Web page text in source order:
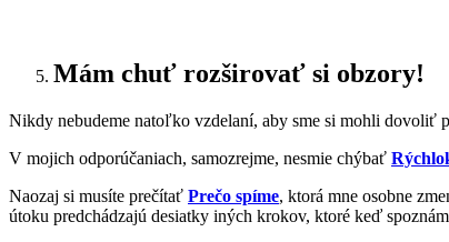
Mám chuť rozširovať si obzory!
Nikdy nebudeme natoľko vzdelaní, aby sme si mohli dovoliť
V mojich odporúčaniach, samozrejme, nesmie chýbať
Naozaj si musíte prečítať Prečo spíme, ktorá mne osobne
útoku predchádzajú desiatky iných krokov, ktoré keď